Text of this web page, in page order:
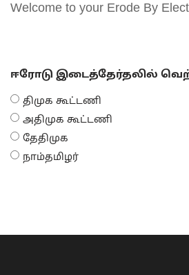
Welcome to your Erode By
ஈரோடு இடைத்தேர்தலில்
திமுக கூட்டணி
அதிமுக கூட்டணி
தேதிமுக
நாம்தமிழர்